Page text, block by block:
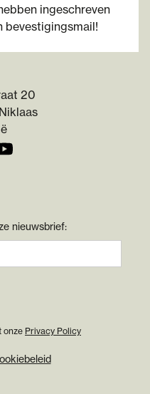
ingeschreven
bevestigingsmail!
20
nieuwsbrief:
onze Privacy Policy